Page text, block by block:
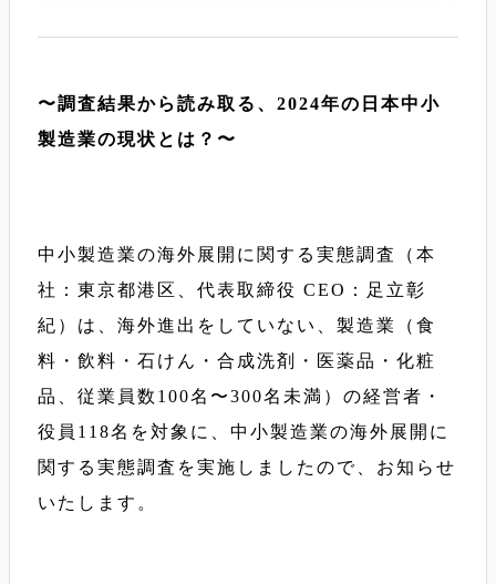
〜調査結果から読み取る、2024年の日本中小
製造業の現状とは？〜
中小製造業の海外展開に関する実態調査（本
社：東京都港区、代表取締役 CEO：足立彰
紀）は、海外進出をしていない、製造業（食
料・飲料・石けん・合成洗剤・医薬品・化粧
品、従業員数100名〜300名未満）の経営者・
役員118名を対象に、中小製造業の海外展開に
関する実態調査を実施しましたので、お知らせ
いたします。